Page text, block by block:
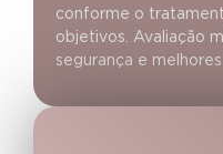
conforme o
objetivos. Avaliação
segurança e melhores